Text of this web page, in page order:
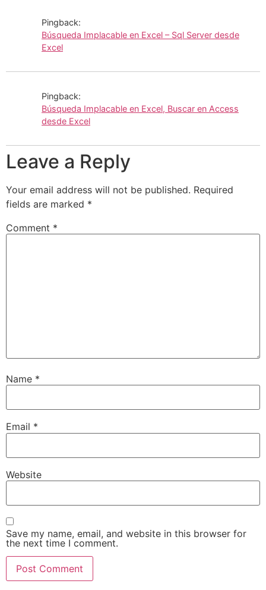
Pingback:
Búsqueda Implacable en Excel – Sql Server desde
Excel
Pingback:
Búsqueda Implacable en Excel, Buscar en Access
desde Excel
Leave a Reply
Your email address will not be published. Required
fields are marked *
Comment *
Name *
Email *
Website
Save my name, email, and website in this browser for
the next time I comment.